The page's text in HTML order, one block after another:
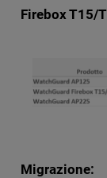
Firebox T15/
Migrazione: